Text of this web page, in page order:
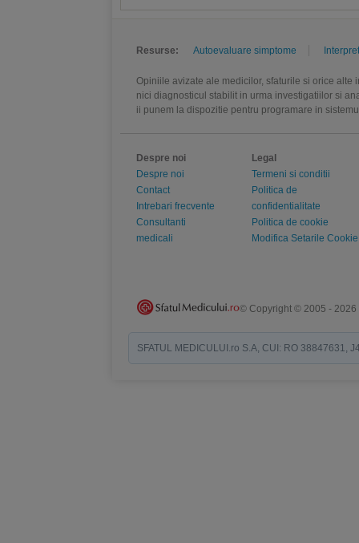
Resurse: Autoevaluare simptome
Opiniile avizate ale medicilor, sfaturile si orice
nici diagnosticul stabilit in urma investigatiilor si
ii punem la dispozitie pentru programare in
Despre noi
Despre noi
Contact
Intrebari frecvente
Consultanti
medicali
Legal
Termeni si conditii
Politica de
confidentialitate
Politica de cookie
Modifica Setarile Cookie
© Copyright © 2005 - 2026
SFATUL MEDICULUI.ro S.A, CUI: RO 38847631,